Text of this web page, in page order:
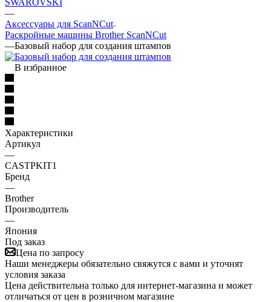
—
Аксессуары для ScanNCut
Раскройные машины Brother ScanNCut
—Базовый набор для создания штампов
В избранное
Характеристики
Артикул
—
CASTPKIT1
Бренд
—
Brother
Производитель
—
Япония
Под заказ
Цена по запросу
Наши менеджеры обязательно свяжутся с вами и уточнят
условия заказа
Цена действительна только для интернет-магазина и может
отличаться от цен в розничном магазине